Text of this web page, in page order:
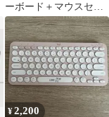
ーボード＋マウスセッ
トK380＋M171
¥2,200